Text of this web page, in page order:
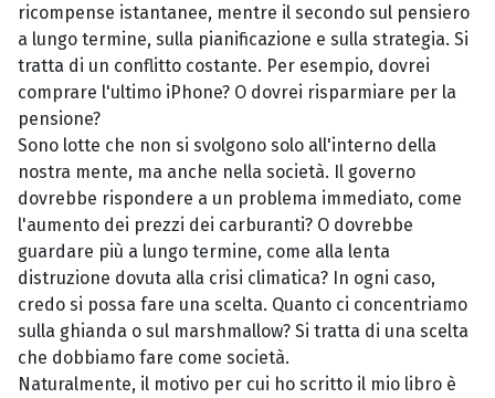
ricompense istantanee, mentre il secondo sul pensiero
a lungo termine, sulla pianificazione e sulla strategia. Si
tratta di un conflitto costante. Per esempio, dovrei
comprare l'ultimo iPhone? O dovrei risparmiare per la
pensione?
Sono lotte che non si svolgono solo all'interno della
nostra mente, ma anche nella società. Il governo
dovrebbe rispondere a un problema immediato, come
l'aumento dei prezzi dei carburanti? O dovrebbe
guardare più a lungo termine, come alla lenta
distruzione dovuta alla crisi climatica? In ogni caso,
credo si possa fare una scelta. Quanto ci concentriamo
sulla ghianda o sul marshmallow? Si tratta di una scelta
che dobbiamo fare come società.
Naturalmente, il motivo per cui ho scritto il mio libro è